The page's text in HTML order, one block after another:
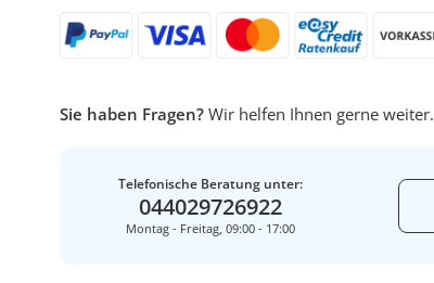
Sie haben Fragen?Wir helfen Ihnen gerne weiter.
Telefonische Beratung unter:
044029726922
Montag - Freitag, 09:00 - 17:00